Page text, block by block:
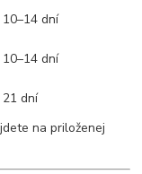
10–14 dní
10–14 dní
21 dní
na priloženej